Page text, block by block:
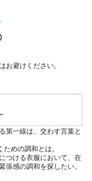
お避けください。
第一線は、交わす言葉と
めの調和とは。
つける衣服において、在
張感の調和を探したい。